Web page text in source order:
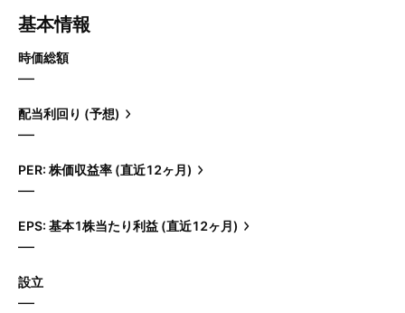
基本情報
時価総額
—
配当利回り (予想)
—
PER: 株価収益率 (直近12ヶ月)
—
EPS: 基本1株当たり利益 (直近12ヶ月)
—
設立
—